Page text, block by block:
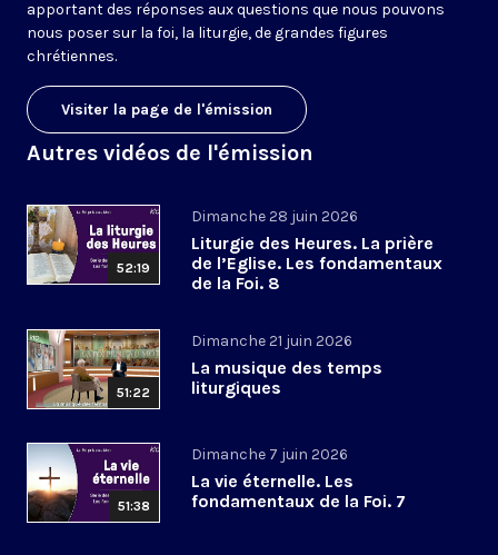
apportant des réponses aux questions que nous pouvons
nous poser sur la foi, la liturgie, de grandes figures
chrétiennes.
Visiter la page de l'émission
Autres vidéos de l'émission
52:19
Dimanche 28 juin 2026
Liturgie des Heures. La prière
de l’Eglise. Les fondamentaux
de la Foi. 8
51:22
Dimanche 21 juin 2026
La musique des temps
liturgiques
51:38
Dimanche 7 juin 2026
La vie éternelle. Les
fondamentaux de la Foi. 7